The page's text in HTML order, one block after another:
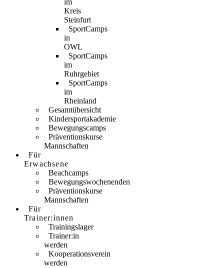
im
Kreis
Steinfurt
SportCamps
in
OWL
SportCamps
im
Ruhrgebiet
SportCamps
im
Rheinland
Gesamtübersicht
Kindersportakademie
Bewegungscamps
Präventionskurse
Mannschaften
Für
Erwachsene
Beachcamps
Bewegungswochenenden
Präventionskurse
Mannschaften
Für
Trainer:innen
Trainingslager
Trainer:in
werden
Kooperationsverein
werden